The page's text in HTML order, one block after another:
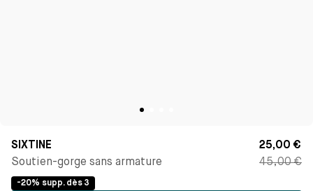
SIXTINE
Soutien-gorge sans armature
25,00 €
45,00 €
-20% supp. dès 3